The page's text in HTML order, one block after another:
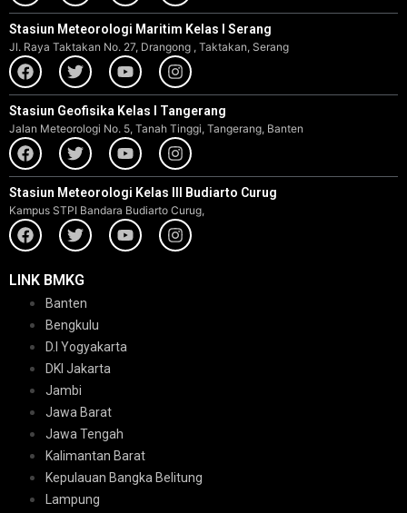
Stasiun Meteorologi Maritim Kelas I Serang
Jl. Raya Taktakan No. 27, Drangong , Taktakan, Serang
Stasiun Geofisika Kelas I Tangerang
Jalan Meteorologi No. 5, Tanah Tinggi, Tangerang, Banten
Stasiun Meteorologi Kelas III Budiarto Curug
Kampus STPI Bandara Budiarto Curug,
LINK BMKG
Banten
Bengkulu
D.I Yogyakarta
DKI Jakarta
Jambi
Jawa Barat
Jawa Tengah
Kalimantan Barat
Kepulauan Bangka Belitung
Lampung